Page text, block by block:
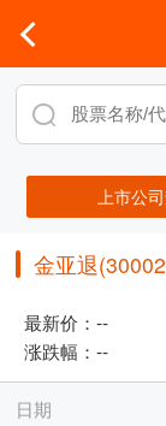
上市公
金亚退
最新价： --
涨跌幅： --
日期